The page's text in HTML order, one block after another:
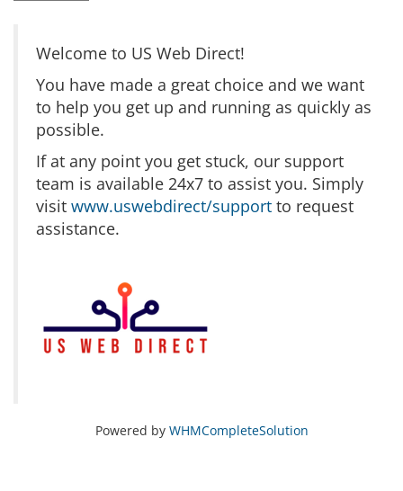
Welcome to US Web Direct!
You have made a great choice and we want
to help you get up and running as quickly as
possible.
If at any point you get stuck, our support
team is available 24x7 to assist you. Simply
visit www.uswebdirect/support to request
assistance.
Powered by WHMCompleteSolution